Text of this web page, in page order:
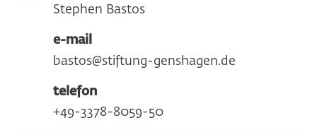
Stephen Bastos
e-mail
bastos@stiftung-genshagen.de
telefon
+49-3378-8059-50